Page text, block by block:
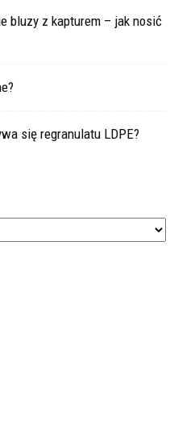
bluzy z kapturem – jak nosić
się regranulatu LDPE?